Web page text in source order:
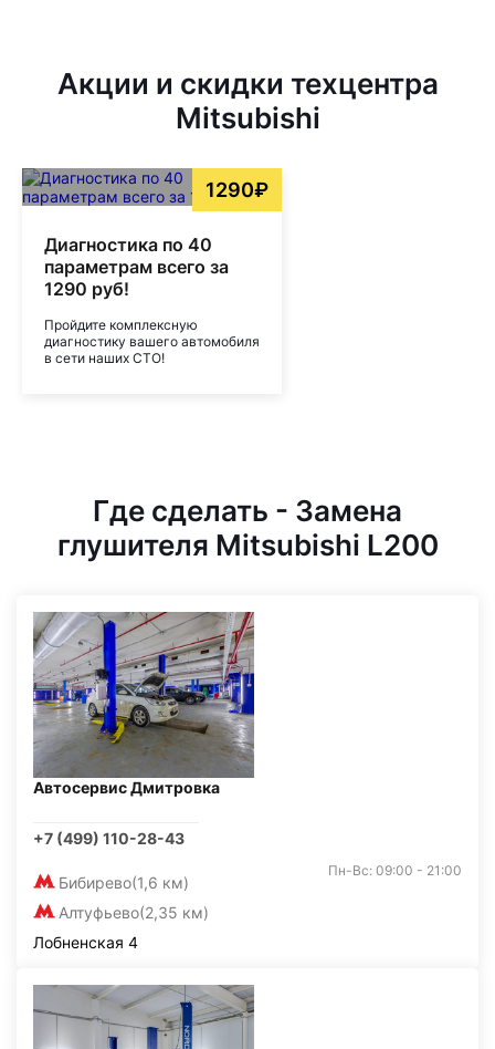
Акции и скидки техцентра
Mitsubishi
1290₽
Диагностика по 40
параметрам всего за
1290 руб!
Пройдите комплексную
диагностику вашего автомобиля
в сети наших СТО!
Где сделать - Замена
глушителя Mitsubishi L200
Автосервис Дмитровка
+7 (499) 110-28-43
Бибирево(1,6 км)
Алтуфьево(2,35 км)
Пн-Вс: 09:00 - 21:00
Лобненская 4